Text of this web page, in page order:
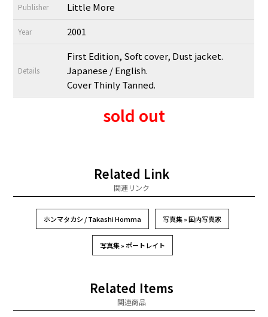
Publisher Little More
Year 2001
Details
First Edition, Soft cover, Dust jacket.
Japanese / English.
Cover Thinly Tanned.
sold out
Related Link
関連リンク
ホンマタカシ / Takashi Homma 写真集 » 国内写真家
写真集 » ポートレイト
Related Items
関連商品